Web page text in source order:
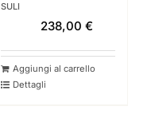
SULI
238,00€
Aggiungi al carrello
Dettagli